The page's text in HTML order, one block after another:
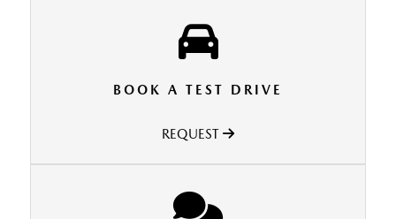
BOOK A TEST DRIVE
REQUEST